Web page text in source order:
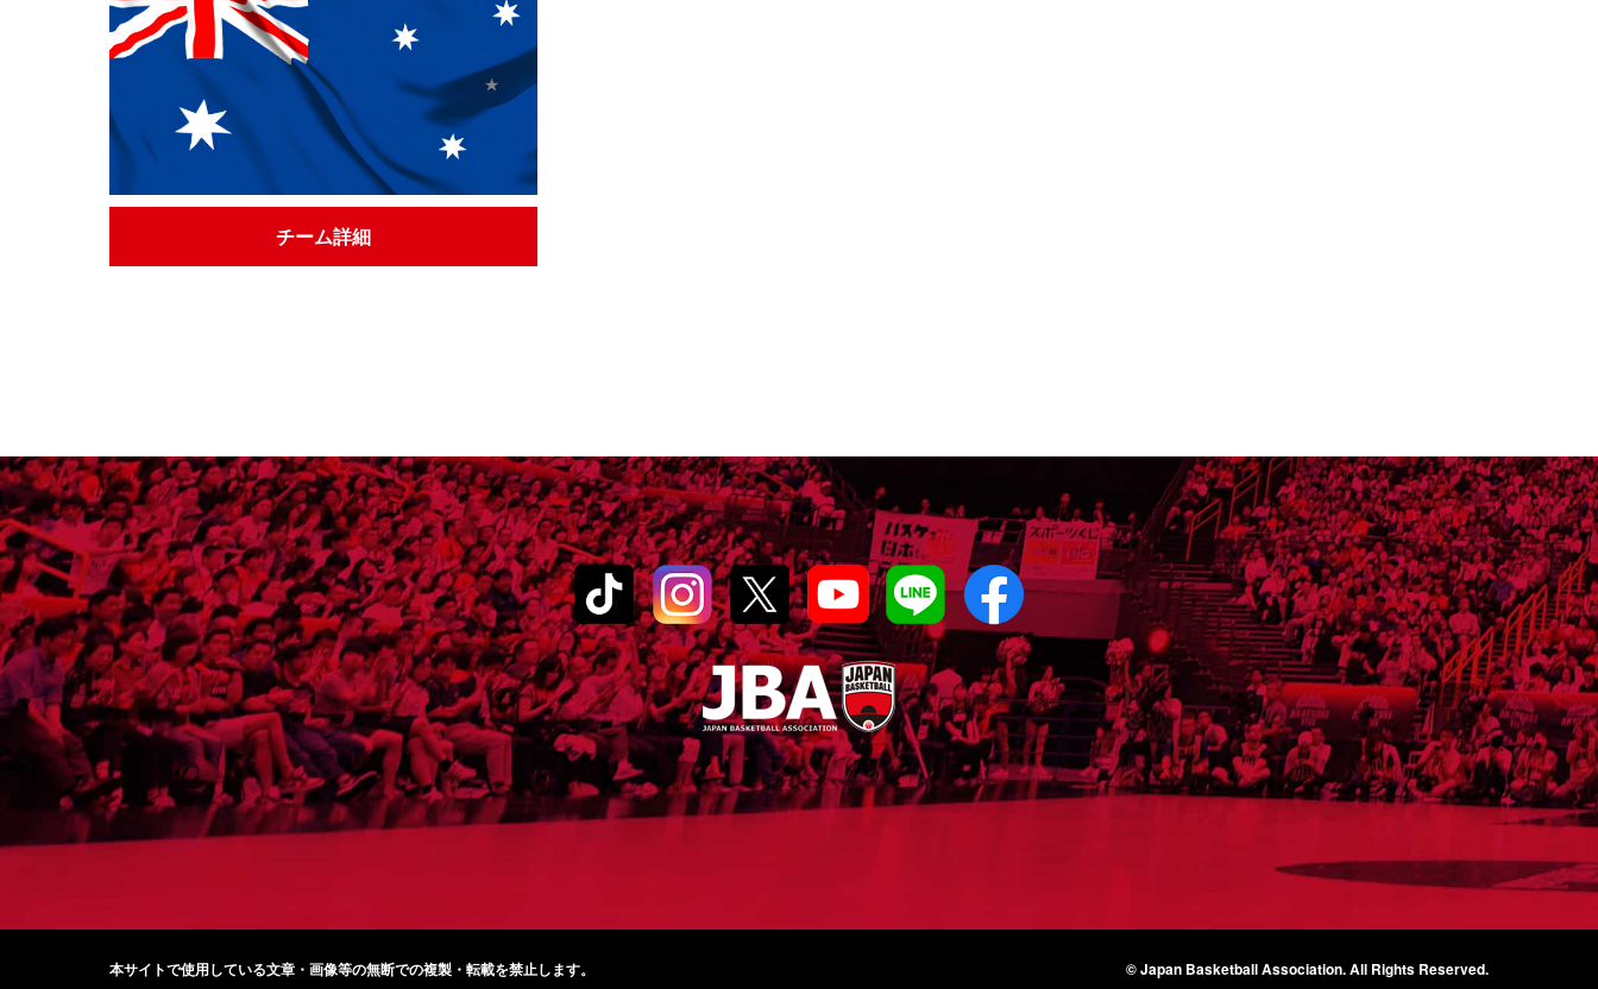
チーム詳細
本サイトで使用している文章・画像等の無断での複製・転載を禁止します。 © Japan Basketball Association.All Rights Reserved.